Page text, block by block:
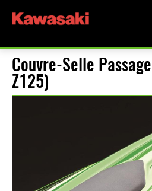
Couvre-Selle
Z125)